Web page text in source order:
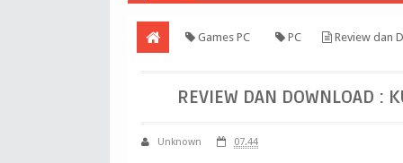
Games PC PC Review dan
REVIEW DAN DOWNLOAD :
Unknown 07.44